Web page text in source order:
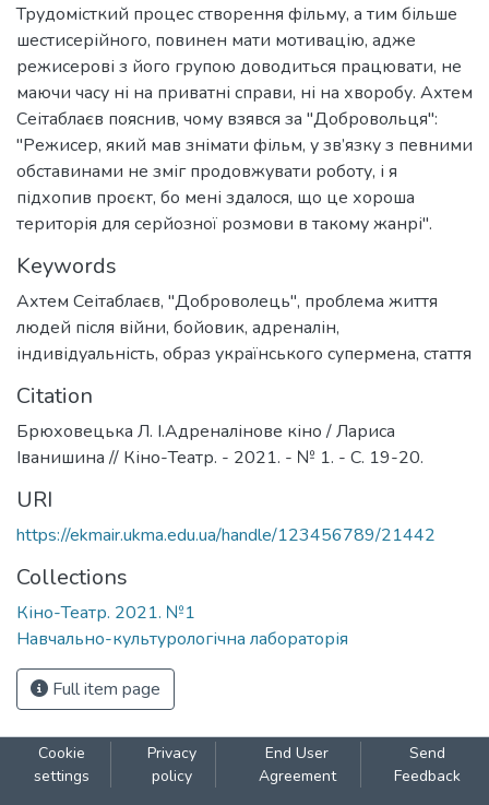
Трудомісткий процес створення фільму, а тим більше
шестисерійного, повинен мати мотивацію, адже
режисерові з його групою доводиться працювати, не
маючи часу ні на приватні справи, ні на хворобу. Ахтем
Сеітаблаєв пояснив, чому взявся за "Добровольця":
"Режисер, який мав знімати фільм, у зв’язку з певними
обставинами не зміг продовжувати роботу, і я
підхопив проєкт, бо мені здалося, що це хороша
територія для серйозної розмови в такому жанрі".
Keywords
Ахтем Сеітаблаєв, "Доброволець", проблема життя
людей після війни, бойовик, адреналін,
індивідуальність, образ українського супермена, стаття
Citation
Брюховецька Л. І.Адреналінове кіно / Лариса
Іванишина // Кіно-Театр. - 2021. - № 1. - С. 19-20.
URI
https://ekmair.ukma.edu.ua/handle/123456789/21442
Collections
Кіно-Театр. 2021. №1
Навчально-культурологічна лабораторія
Full item page
Cookie
settings
Privacy
policy
End User
Agreement
Send
Feedback